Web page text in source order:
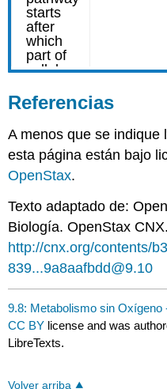
Referencias
A menos que se indique
esta página están bajo
OpenStax.
Texto adaptado de:
Biología. OpenStax
http://cnx.org/contents/
839...9a8aafbdd@9.10
9.8: Metabolismo sin Oxígeno
CC BY license and was
LibreTexts.
Volver arriba